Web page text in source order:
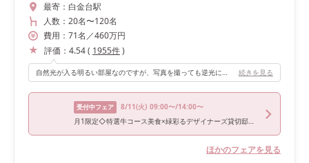
最寄： 白金台駅
人数： 20名〜120名
費用： 71名 ／460万円
評価： 4.54( 1955件)
自然光が入る明るい部屋なのですが、写真を撮っても逆光にならない工夫がある建物でそこがとても良かったです！ 続きを見る
受付中フェア 8/11(火) 09:00〜/14:00〜
月1限定◇特選牛コース美食×緑彩るデザイナーズ貸切邸宅*演出体験&豪華20大特典《1件目の見学限定！デザイナーズチャペル挙式料15万＆最旬揃うインポートドレス40万プレゼント♪》
ほかのフェアを見る